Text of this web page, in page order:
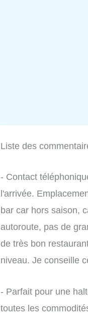
Liste des
- Contact
l'arrivée.
bar car hors saison,
autoroute, pas de
de très bon
niveau. Je conseille
- Parfait pour une
toutes les